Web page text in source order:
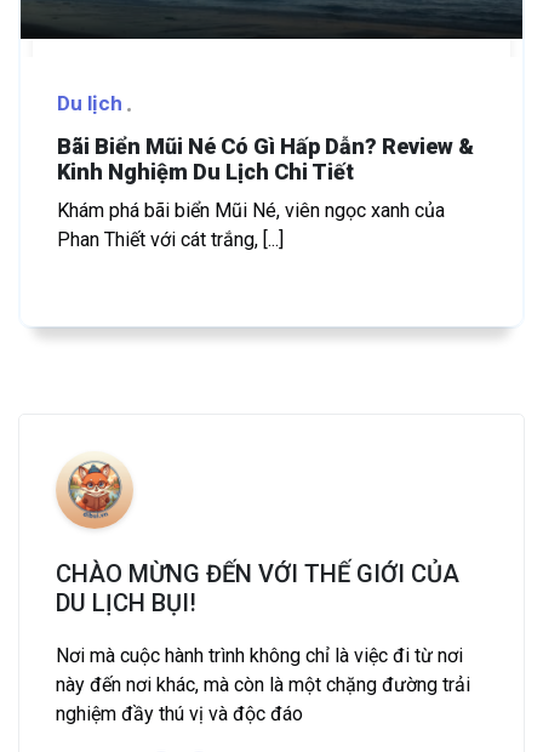
Du lịch
Bãi Biển Mũi Né Có Gì Hấp Dẫn? Review &
Kinh Nghiệm Du Lịch Chi Tiết
Khám phá bãi biển Mũi Né, viên ngọc xanh của
Phan Thiết với cát trắng, [...]
CHÀO MỪNG ĐẾN VỚI THẾ GIỚI CỦA
DU LỊCH BỤI!
Nơi mà cuộc hành trình không chỉ là việc đi từ nơi
này đến nơi khác, mà còn là một chặng đường trải
nghiệm đầy thú vị và độc đáo